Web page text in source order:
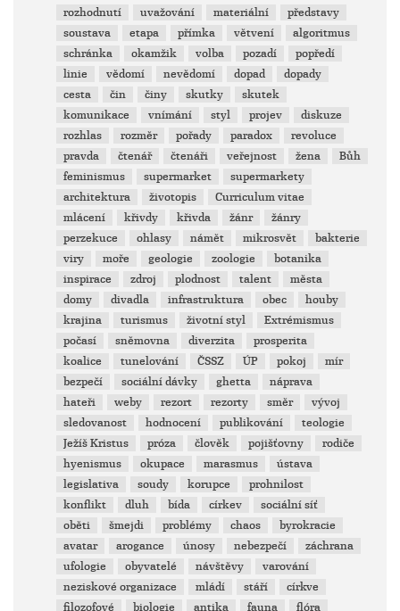
rozhodnutí
uvažování materiální
představy
soustava
etapa přímka větvení
algoritmus
schránka
okamžik volba pozadí
popředí
linie
vědomí nevědomí dopad
dopady
cesta
čin činy skutky
skutek
komunikace
vnímání styl projev
diskuze
rozhlas
rozměr pořady paradox
revoluce
pravda
čtenář čtenáři veřejnost žena
Bůh
feminismus
supermarket
supermarkety
architektura
životopis
Curriculum vitae
mlácení
křivdy křivda žánr
žánry
perzekuce
ohlasy námět mikrosvět
bakterie
viry
moře geologie zoologie
botanika
inspirace
zdroj plodnost talent
města
domy
divadla infrastruktura obec
houby
krajina
turismus životní styl
Extrémismus
počasí
sněmovna diverzita
prosperita
koalice
tunelování ČSSZ ÚP pokoj
mír
bezpečí
sociální dávky ghetta
náprava
hateři
weby rezort rezorty směr
vývoj
sledovanost
hodnocení publikování
teologie
Ježíš Kristus
próza člověk pojišťovny
rodiče
hyenismus
okupace marasmus
ústava
legislativa
soudy korupce
prohnilost
konflikt
dluh bída církev
sociální síť
oběti
šmejdi problémy chaos
byrokracie
avatar
arogance únosy nebezpečí
záchrana
ufologie
obyvatelé návštěvy
varování
neziskové organizace
mládí stáří
církve
filozofové
biologie antika fauna
flóra